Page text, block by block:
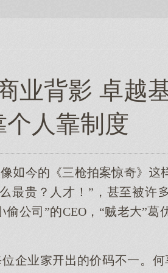
业背影 卓越
个人靠制度
像今的《三枪拍案惊奇》
最贵？人才！”，甚至被许
”的CEO，“贼老”葛
业的价码不一。何